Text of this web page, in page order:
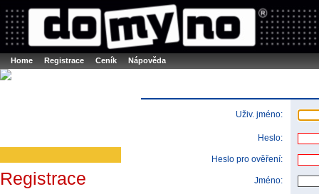
Booker online rezerva�n� syst�m Nower systems s.r.o - Online
Rezervujse - Port�l pro online rezervace sportu Sports booking system
Home Registrace Ceník Nápověda
Registrace
Uživ. jméno:
Heslo:
Heslo pro ověření:
Jméno: